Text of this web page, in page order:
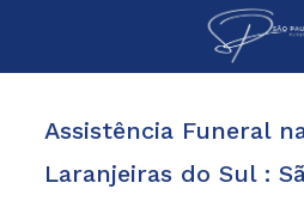
Assistência Funeral
Laranjeiras do Sul :